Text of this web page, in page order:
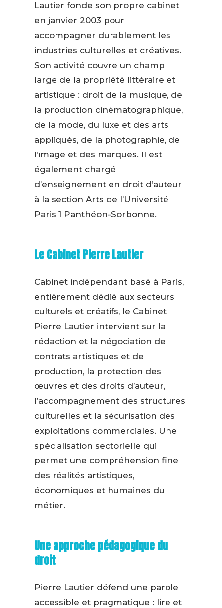
Lautier fonde son propre cabinet
en janvier 2003 pour
accompagner durablement les
industries culturelles et créatives.
Son activité couvre un champ
large de la propriété littéraire et
artistique : droit de la musique, de
la production cinématographique,
de la mode, du luxe et des arts
appliqués, de la photographie, de
l’image et des marques. Il est
également chargé
d’enseignement en droit d’auteur
à la section Arts de l’Université
Paris 1 Panthéon-Sorbonne.
Le Cabinet Pierre Lautier
Cabinet indépendant basé à Paris,
entièrement dédié aux secteurs
culturels et créatifs, le Cabinet
Pierre Lautier intervient sur la
rédaction et la négociation de
contrats artistiques et de
production, la protection des
œuvres et des droits d’auteur,
l’accompagnement des structures
culturelles et la sécurisation des
exploitations commerciales. Une
spécialisation sectorielle qui
permet une compréhension fine
des réalités artistiques,
économiques et humaines du
métier.
Une approche pédagogique du
droit
Pierre Lautier défend une parole
accessible et pragmatique : lire et